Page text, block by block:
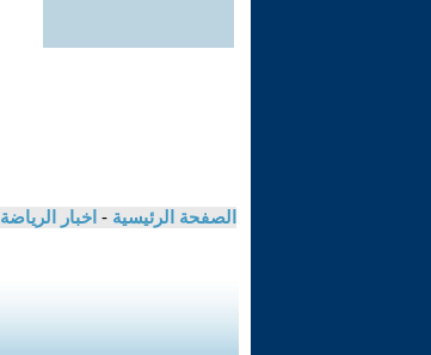
الصفحة الرئيسية - اخبار الرياضة